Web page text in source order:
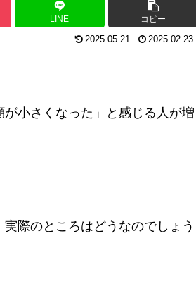
LINE コピー
2025.05.21 2025.02.23
小さくなった」と感じる人が増
際のところはどうなのでしょう